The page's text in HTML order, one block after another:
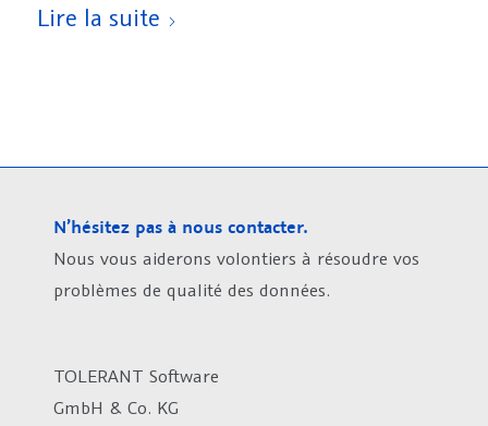
Lire la suite
N’hésitez pas à nous contacter.
Nous vous aiderons volontiers à résoudre vos
problèmes de qualité des données.
TOLERANT Software
GmbH & Co. KG